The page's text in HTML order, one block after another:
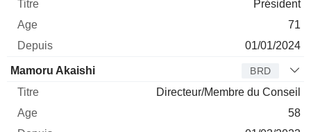
Président
71
01/01/2024
Mamoru Akaishi BRD
Directeur/Membre du Conseil
58